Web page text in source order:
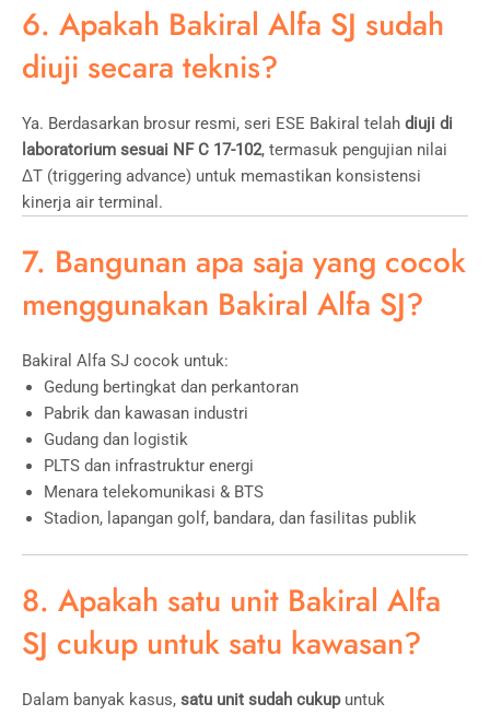
6. Apakah Bakiral Alfa SJ sudah
diuji secara teknis?
Ya. Berdasarkan brosur resmi, seri ESE Bakiral telah diuji di
laboratorium sesuai NF C 17-102, termasuk pengujian nilai
ΔT (triggering advance) untuk memastikan konsistensi
kinerja air terminal.
7. Bangunan apa saja yang cocok
menggunakan Bakiral Alfa SJ?
Bakiral Alfa SJ cocok untuk:
Gedung bertingkat dan perkantoran
Pabrik dan kawasan industri
Gudang dan logistik
PLTS dan infrastruktur energi
Menara telekomunikasi & BTS
Stadion, lapangan golf, bandara, dan fasilitas publik
8. Apakah satu unit Bakiral Alfa
SJ cukup untuk satu kawasan?
Dalam banyak kasus, satu unit sudah cukupuntuk